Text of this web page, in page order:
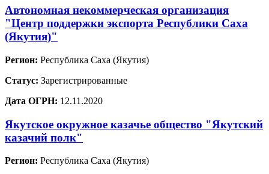
Автономная некоммерческая организация
"Центр поддержки экспорта Республики Саха
(Якутия)"
Регион: Республика Саха (Якутия)
Статус: Зарегистрированные
Дата ОГРН: 12.11.2020
Якутское окружное казачье общество "Якутский
казачий полк"
Регион: Республика Саха (Якутия)